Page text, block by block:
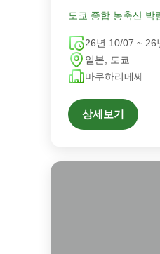
도쿄 종합 농축산 박
26년 10/07 ~ 26
일본, 도쿄
마쿠하리메쎄
상세보기